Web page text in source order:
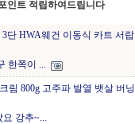
인트 적립하여드립니다
단 HWA웨건 이동식 카트 서랍
한쪽이 ...
림 800g 고주파 발열 뱃살 버닝
강추~...